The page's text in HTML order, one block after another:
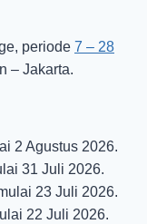
periode 7 – 28
– Jakarta.
2 Agustus 2026.
31 Juli 2026.
23 Juli 2026.
22 Juli 2026.